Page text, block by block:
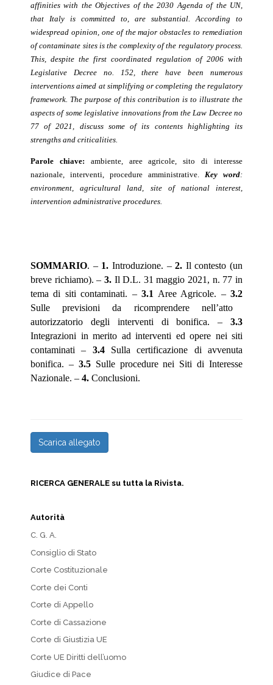
affinities with the Objectives of the 2030 Agenda of the UN,
that Italy is committed to, are substantial. According to
widespread opinion, one of the major obstacles to remediation
of contaminate sites is the complexity of the regulatory process.
This, despite the first coordinated regulation of 2006 with
Legislative Decree no. 152, there have been numerous
interventions aimed at simplifying or completing the regulatory
framework. The purpose of this contribution is to illustrate the
aspects of some legislative innovations from the Law Decree no
77 of 2021, discuss some of its contents highlighting its
strengths and criticalities.
Parole chiave: ambiente, aree agricole, sito di interesse
nazionale, interventi, procedure amministrative. Key word:
environment, agricultural land, site of national interest,
intervention administrative procedures.
SOMMARIO. – 1. Introduzione. –2. Il contesto (un
breve richiamo). – 3.Il D.L. 31 maggio 2021, n. 77 in
tema di siti contaminati. –3.1 Aree Agricole. –3.2
Sulle previsioni da ricomprendere nell’atto
autorizzatorio degli interventi di bonifica. – 3.3
Integrazioni in merito ad interventi ed opere nei siti
contaminati – 3.4Sulla certificazione di avvenuta
bonifica. – 3.5 Sulle procedure nei Siti di Interesse
Nazionale. – 4. Conclusioni.
Scarica allegato
RICERCA GENERALE su tutta la Rivista.
Autorità
C. G. A.
Consiglio di Stato
Corte Costituzionale
Corte dei Conti
Corte di Appello
Corte di Cassazione
Corte di Giustizia UE
Corte UE Diritti dell’uomo
Giudice di Pace